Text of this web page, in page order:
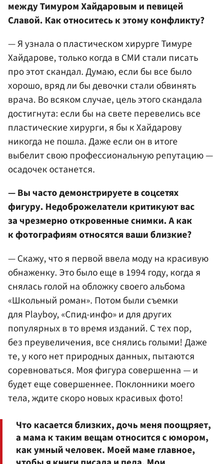
между Тимуром Хайдаровым и певицей
Славой. Как относитесь к этому конфликту?
— Я узнала о пластическом хирурге Тимуре
Хайдарове, только когда в СМИ стали писать
про этот скандал. Думаю, если бы все было
хорошо, вряд ли бы девочки стали обвинять
врача. Во всяком случае, цель этого скандала
достигнута: если бы на свете перевелись все
пластические хирурги, я бы к Хайдарову
никогда не пошла. Даже если он в итоге
выбелит свою профессиональную репутацию —
осадочек останется.
— Вы часто демонстрируете в соцсетях
фигуру. Недоброжелатели критикуют вас
за чрезмерно откровенные снимки. А как
к фотографиям относятся ваши близкие?
— Скажу, что я первой ввела моду на красивую
обнаженку. Это было еще в 1994 году, когда я
снялась голой на обложку своего альбома
«Школьный роман». Потом были съемки
для Playboy, «Спид-инфо» и для других
популярных в то время изданий. С тех пор,
без преувеличения, все снялись голыми! Даже
те, у кого нет природных данных, пытаются
соревноваться. Моя фигура совершенна — и
будет еще совершеннее. Поклонники моего
тела, ждите скоро новых красивых фото!
Что касается близких, дочь меня поощряет,
а мама к таким вещам относится с юмором,
как умный человек. Моей маме главное,